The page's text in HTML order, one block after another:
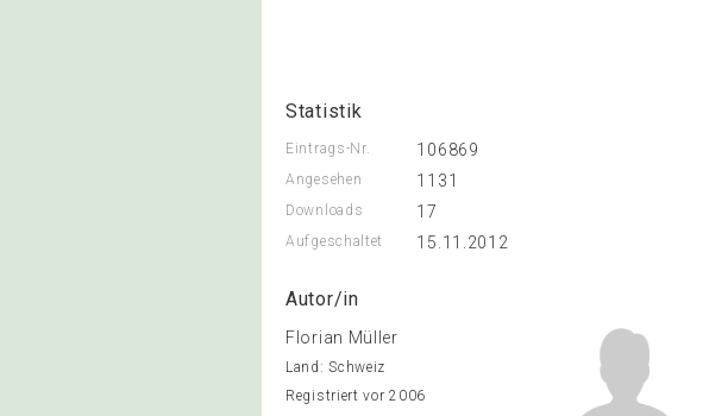
Statistik
Eintrags-Nr. 106869
Angesehen 1131
Downloads 17
Aufgeschaltet 15.11.2012
Autor/in
Florian Müller
Land: Schweiz
Registriert vor 2006